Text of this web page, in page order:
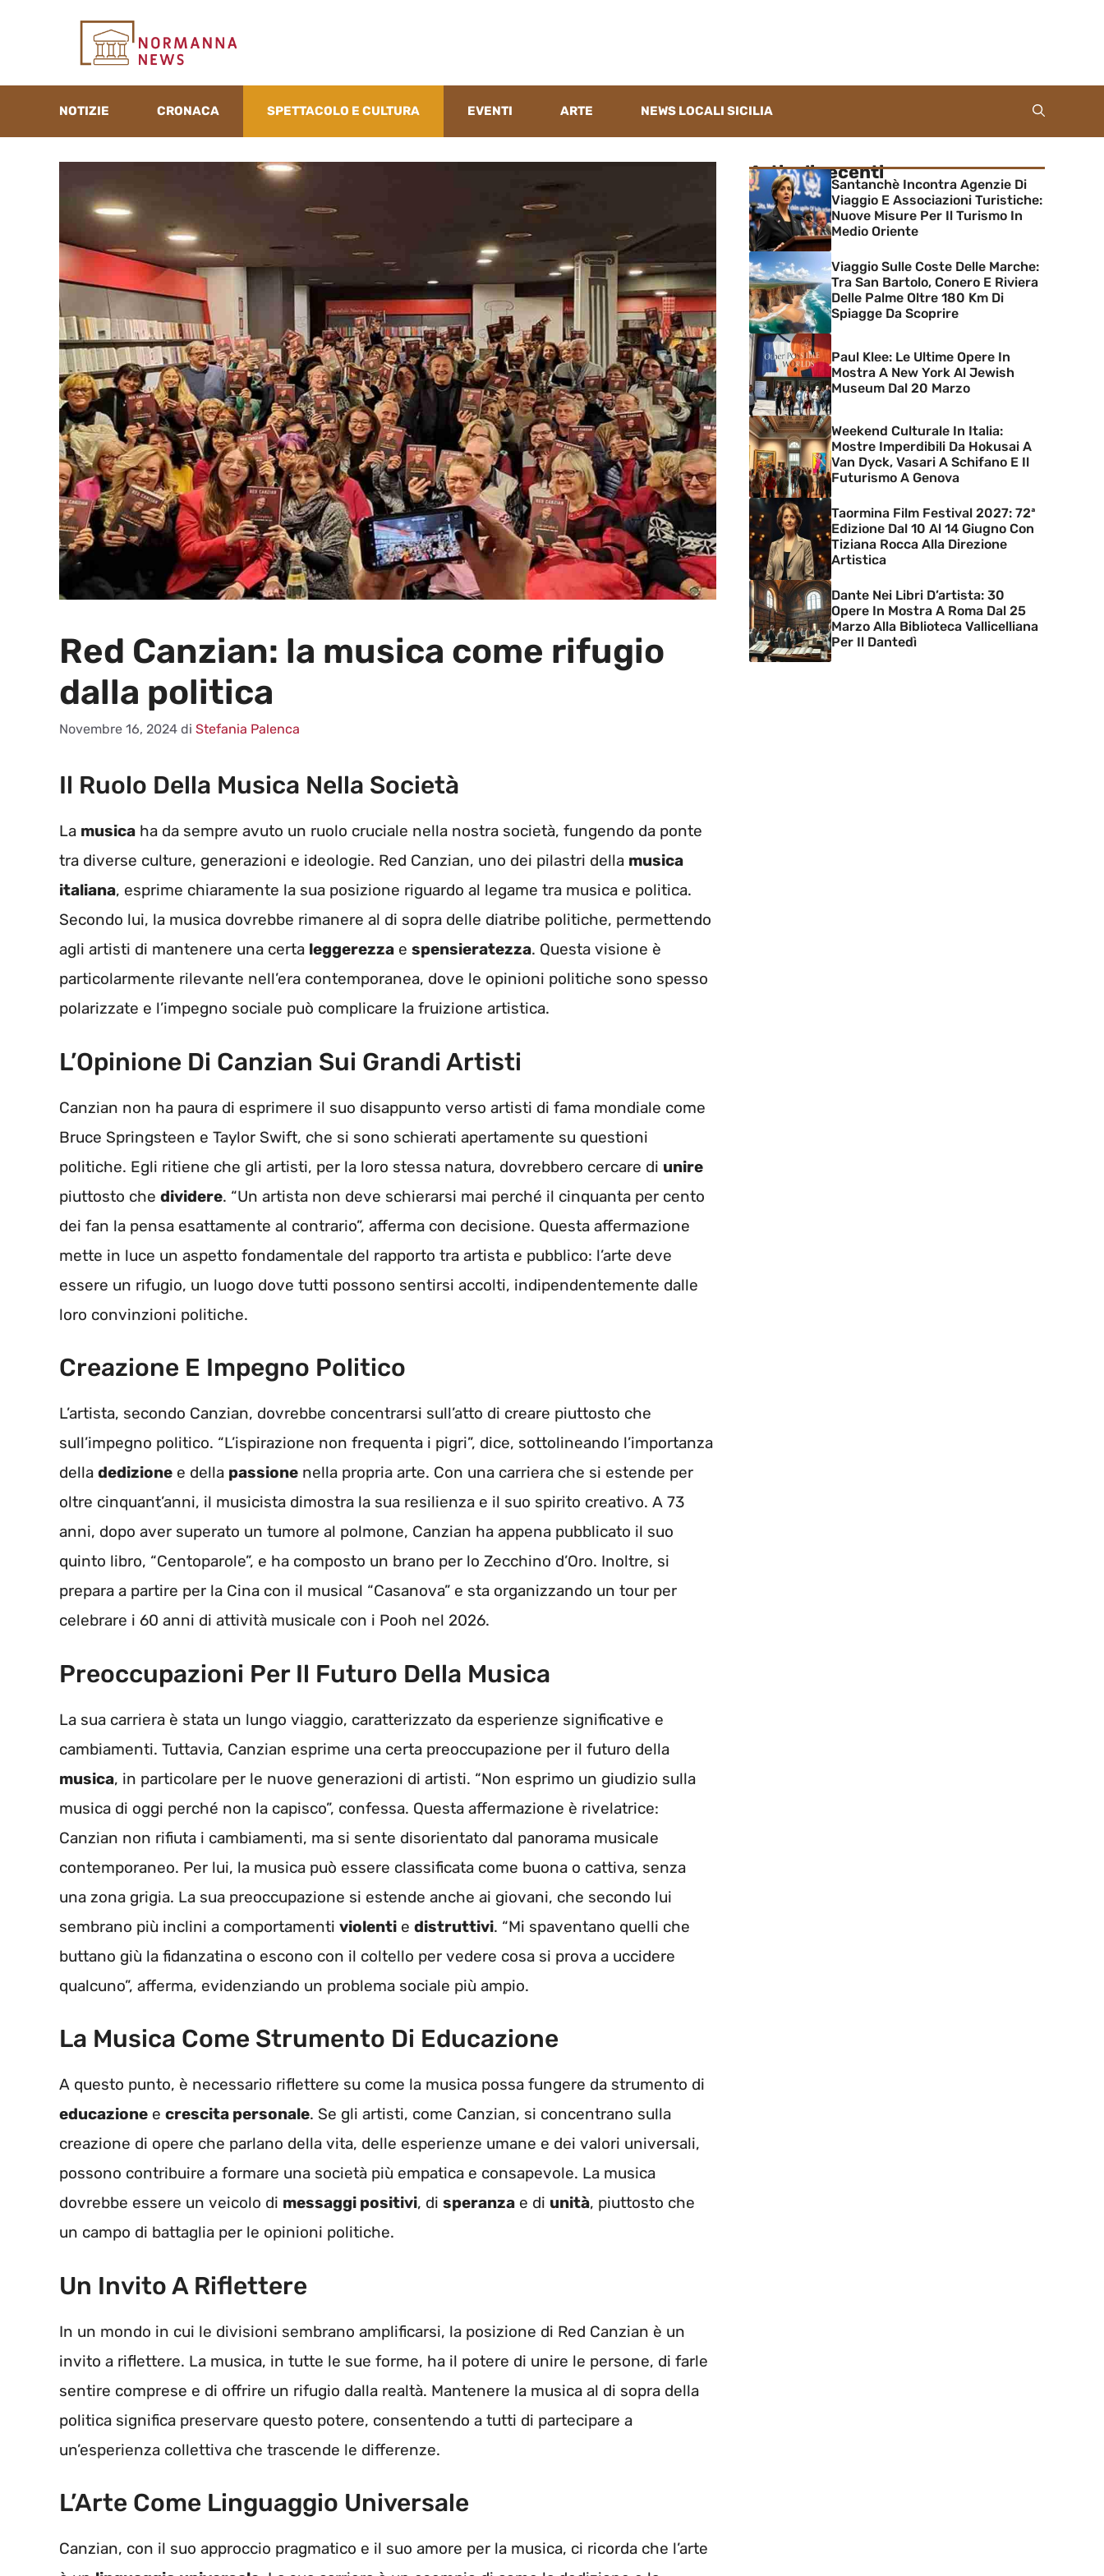
NOTIZIE CRONACA SPETTACOLO E CULTURA EVENTI ARTE NEWS LOCALI SICILIA
Red Canzian: la musica come rifugio
dalla politica
Novembre 16, 2024 di Stefania Palenca
Il Ruolo Della Musica Nella Società
La musica ha da sempre avuto un ruolo cruciale nella nostra società, fungendo da ponte
tra diverse culture, generazioni e ideologie. Red Canzian, uno dei pilastri della musica
italiana, esprime chiaramente la sua posizione riguardo al legame tra musica e politica.
Secondo lui, la musica dovrebbe rimanere al di sopra delle diatribe politiche, permettendo
agli artisti di mantenere una certa leggerezza e spensieratezza. Questa visione è
particolarmente rilevante nell’era contemporanea, dove le opinioni politiche sono spesso
polarizzate e l’impegno sociale può complicare la fruizione artistica.
L’Opinione Di Canzian Sui Grandi Artisti
Canzian non ha paura di esprimere il suo disappunto verso artisti di fama mondiale come
Bruce Springsteen e Taylor Swift, che si sono schierati apertamente su questioni
politiche. Egli ritiene che gli artisti, per la loro stessa natura, dovrebbero cercare di unire
piuttosto che dividere. “Un artista non deve schierarsi mai perché il cinquanta per cento
dei fan la pensa esattamente al contrario”, afferma con decisione. Questa affermazione
mette in luce un aspetto fondamentale del rapporto tra artista e pubblico: l’arte deve
essere un rifugio, un luogo dove tutti possono sentirsi accolti, indipendentemente dalle
loro convinzioni politiche.
Creazione E Impegno Politico
L’artista, secondo Canzian, dovrebbe concentrarsi sull’atto di creare piuttosto che
sull’impegno politico. “L’ispirazione non frequenta i pigri”, dice, sottolineando l’importanza
della dedizione e della passione nella propria arte. Con una carriera che si estende per
oltre cinquant’anni, il musicista dimostra la sua resilienza e il suo spirito creativo. A 73
anni, dopo aver superato un tumore al polmone, Canzian ha appena pubblicato il suo
quinto libro, “Centoparole”, e ha composto un brano per lo Zecchino d’Oro. Inoltre, si
prepara a partire per la Cina con il musical “Casanova” e sta organizzando un tour per
celebrare i 60 anni di attività musicale con i Pooh nel 2026.
Preoccupazioni Per Il Futuro Della Musica
La sua carriera è stata un lungo viaggio, caratterizzato da esperienze significative e
cambiamenti. Tuttavia, Canzian esprime una certa preoccupazione per il futuro della
musica, in particolare per le nuove generazioni di artisti. “Non esprimo un giudizio sulla
musica di oggi perché non la capisco”, confessa. Questa affermazione è rivelatrice:
Canzian non rifiuta i cambiamenti, ma si sente disorientato dal panorama musicale
contemporaneo. Per lui, la musica può essere classificata come buona o cattiva, senza
una zona grigia. La sua preoccupazione si estende anche ai giovani, che secondo lui
sembrano più inclini a comportamenti violenti e distruttivi. “Mi spaventano quelli che
buttano giù la fidanzatina o escono con il coltello per vedere cosa si prova a uccidere
qualcuno”, afferma, evidenziando un problema sociale più ampio.
La Musica Come Strumento Di Educazione
A questo punto, è necessario riflettere su come la musica possa fungere da strumento di
educazione e crescita personale. Se gli artisti, come Canzian, si concentrano sulla
creazione di opere che parlano della vita, delle esperienze umane e dei valori universali,
possono contribuire a formare una società più empatica e consapevole. La musica
dovrebbe essere un veicolo di messaggi positivi, di speranza e di unità, piuttosto che
un campo di battaglia per le opinioni politiche.
Un Invito A Riflettere
In un mondo in cui le divisioni sembrano amplificarsi, la posizione di Red Canzian è un
invito a riflettere. La musica, in tutte le sue forme, ha il potere di unire le persone, di farle
sentire comprese e di offrire un rifugio dalla realtà. Mantenere la musica al di sopra della
politica significa preservare questo potere, consentendo a tutti di partecipare a
un’esperienza collettiva che trascende le differenze.
L’Arte Come Linguaggio Universale
Canzian, con il suo approccio pragmatico e il suo amore per la musica, ci ricorda che l’arte
Articoli recenti
Santanchè Incontra Agenzie Di
Viaggio E Associazioni Turistiche:
Nuove Misure Per Il Turismo In
Medio Oriente
Viaggio Sulle Coste Delle Marche:
Tra San Bartolo, Conero E Riviera
Delle Palme Oltre 180 Km Di
Spiagge Da Scoprire
Paul Klee: Le Ultime Opere In
Mostra A New York Al Jewish
Museum Dal 20 Marzo
Weekend Culturale In Italia:
Mostre Imperdibili Da Hokusai A
Van Dyck, Vasari A Schifano E Il
Futurismo A Genova
Taormina Film Festival 2027: 72ª
Edizione Dal 10 Al 14 Giugno Con
Tiziana Rocca Alla Direzione
Artistica
Dante Nei Libri D’artista: 30
Opere In Mostra A Roma Dal 25
Marzo Alla Biblioteca Vallicelliana
Per Il Dantedì